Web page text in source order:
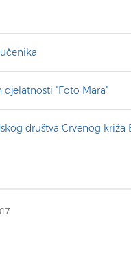
"Foto Mara"
društva Crvenog križa